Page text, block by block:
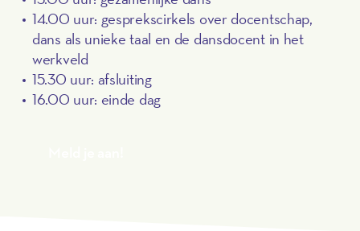
14.00 uur: gesprekscirkels over docentschap,
dans als unieke taal en de dansdocent in het
werkveld
15.30 uur: afsluiting
16.00 uur: einde dag